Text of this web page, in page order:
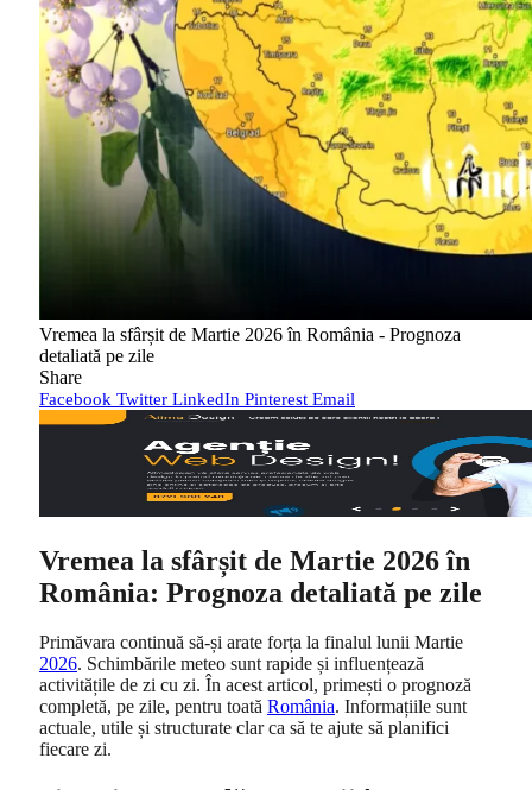
Vremea la sfârșit de Martie 2026 în România - Prognoza
detaliată pe zile
Share
Facebook Twitter LinkedIn Pinterest Email
Vremea la sfârșit de Martie 2026 în
România: Prognoza detaliată pe zile
Primăvara continuă să-și arate forța la finalul lunii Martie
2026. Schimbările meteo sunt rapide și influențează
activitățile de zi cu zi. În acest articol, primești o prognoză
completă, pe zile, pentru toată România. Informațiile sunt
actuale, utile și structurate clar ca să te ajute să planifici
fiecare zi.